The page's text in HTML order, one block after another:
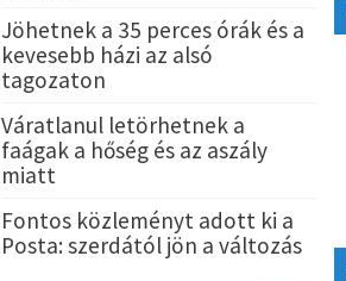
Jöhetnek a 35 perces órák és a
kevesebb házi az alsó
tagozaton
Váratlanul letörhetnek a
faágak a hőség és az aszály
miatt
Fontos közleményt adott ki a
Posta: szerdától jön a változás